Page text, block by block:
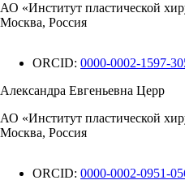
АО «Институт пластической
Москва, Россия
ORCID: 0000-0002-1597-
Александра Евгеньевна Церр
АО «Институт пластической
Москва, Россия
ORCID: 0000-0002-0951-